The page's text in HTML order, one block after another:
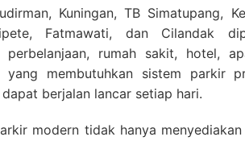
Kuningan, TB Simatupang,
Fatmawati, dan Cilandak
perbelanjaan, rumah sakit, hotel,
yang membutuhkan sistem parkir
berjalan lancar setiap hari.
modern tidak hanya